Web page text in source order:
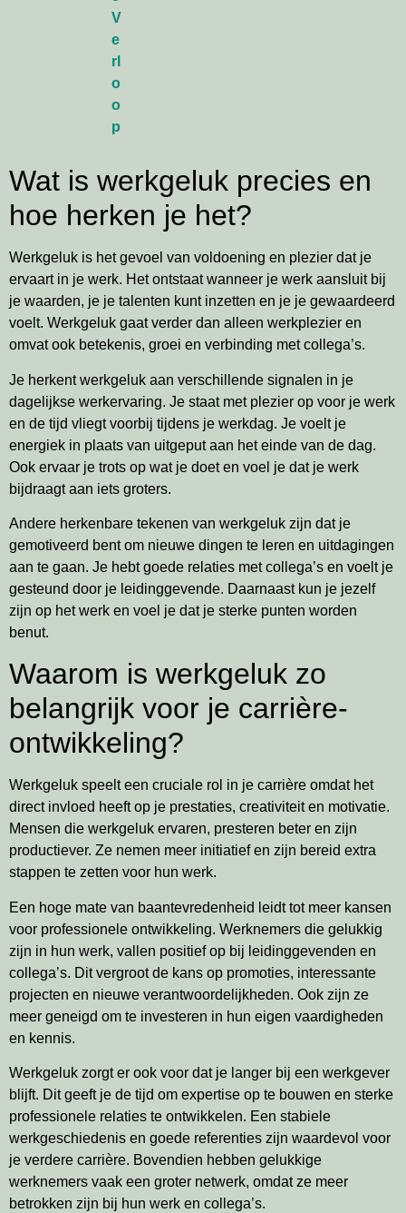
Wat is werkgeluk precies en
hoe herken je het?
Werkgeluk is het gevoel van voldoening en plezier dat je
ervaart in je werk. Het ontstaat wanneer je werk aansluit bij
je waarden, je je talenten kunt inzetten en je je gewaardeerd
voelt. Werkgeluk gaat verder dan alleen werkplezier en
omvat ook betekenis, groei en verbinding met collega’s.
Je herkent werkgeluk aan verschillende signalen in je
dagelijkse werkervaring. Je staat met plezier op voor je werk
en de tijd vliegt voorbij tijdens je werkdag. Je voelt je
energiek in plaats van uitgeput aan het einde van de dag.
Ook ervaar je trots op wat je doet en voel je dat je werk
bijdraagt aan iets groters.
Andere herkenbare tekenen van werkgeluk zijn dat je
gemotiveerd bent om nieuwe dingen te leren en uitdagingen
aan te gaan. Je hebt goede relaties met collega’s en voelt je
gesteund door je leidinggevende. Daarnaast kun je jezelf
zijn op het werk en voel je dat je sterke punten worden
benut.
Waarom is werkgeluk zo
belangrijk voor je carrière-
ontwikkeling?
Werkgeluk speelt een cruciale rol in je carrière omdat het
direct invloed heeft op je prestaties, creativiteit en motivatie.
Mensen die werkgeluk ervaren, presteren beter en zijn
productiever. Ze nemen meer initiatief en zijn bereid extra
stappen te zetten voor hun werk.
Een hoge mate van baantevredenheid leidt tot meer kansen
voor professionele ontwikkeling. Werknemers die gelukkig
zijn in hun werk, vallen positief op bij leidinggevenden en
collega’s. Dit vergroot de kans op promoties, interessante
projecten en nieuwe verantwoordelijkheden. Ook zijn ze
meer geneigd om te investeren in hun eigen vaardigheden
en kennis.
Werkgeluk zorgt er ook voor dat je langer bij een werkgever
blijft. Dit geeft je de tijd om expertise op te bouwen en sterke
professionele relaties te ontwikkelen. Een stabiele
werkgeschiedenis en goede referenties zijn waardevol voor
je verdere carrière. Bovendien hebben gelukkige
werknemers vaak een groter netwerk, omdat ze meer
betrokken zijn bij hun werk en collega’s.